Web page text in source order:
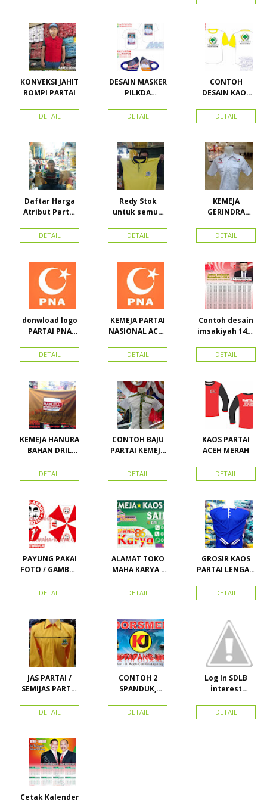
KONVEKSI JAHIT
ROMPI PARTAI
DETAIL
DESAIN MASKER
PILKDA
Calon Bupati &
Wakil Bupati
Kepulauan
DETAIL
CONTOH
DESAIN KAOS
BAHAN PE
DOUBLE
DETAIL
Daftar Harga
Atribut Partai
Toko Maha
Karya Online
Proyek Senen
Jakarta Pusat
DETAIL
Redy Stok
untuk semua
Kerah Bahan PE
Dobel Rp.
DETAIL
KEMEJA
GERINDRA
BORDIR DAN
TOPI BAHAN
DETAIL
donwload logo
PARTAI PNA
nasional aceh)
Vector
DETAIL
KEMEJA PARTAI
NASIONAL ACEH
PKPI, dan
Kemeja
DETAIL
Contoh desain
imsakiyah 1434
cetak
imsakiyah di
Karya Online
Advertising
Pasar Senen
DETAIL
KEMEJA HANURA
BAHAN DRIL
HANURA
DETAIL
CONTOH BAJU
PARTAI KEMEJA
SEMUA ATRIBUT
PARTAI
DETAIL
KAOS PARTAI
ACEH MERAH
DETAIL
PAYUNG PAKAI
FOTO / GAMBAR
KAMPANYE,
PARTAI DAN
DETAIL
ALAMAT TOKO
MAHA KARYA /
PERDANA 411
DETAIL
GROSIR KAOS
PARTAI LENGAN
MURAH
LACOSTE SEMUA
STOK
DETAIL
JAS PARTAI /
SEMIJAS PARTAI
DETAIL
CONTOH 2
SPANDUK,
KARTU NAMA
DETAIL
Log In SDLB
interest
DETAIL
Cetak Kalender